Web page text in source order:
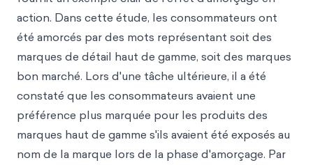
action. Dans cette étude, les consommateurs ont
été amorcés par des mots représentant soit des
marques de détail haut de gamme, soit des marques
bon marché. Lors d'une tâche ultérieure, il a été
constaté que les consommateurs avaient une
préférence plus marquée pour les produits des
marques haut de gamme s'ils avaient été exposés au
nom de la marque lors de la phase d'amorçage. Par